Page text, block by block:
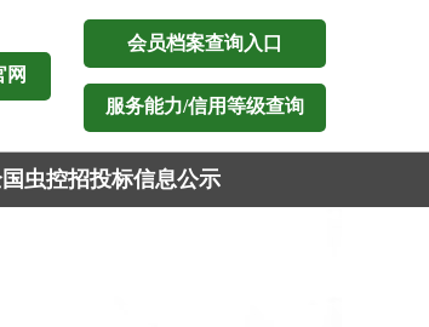
网
服务能力/信用等级查询
会员档案查询入口
虫控招投标信息公示